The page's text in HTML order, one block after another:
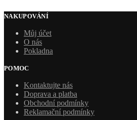
NAKUPOVÁNÍ
Můj účet
O nás
Pokladna
POMOC
Kontaktujte nás
Doprava a platba
Obchodní podmínky
Reklamační podmínky